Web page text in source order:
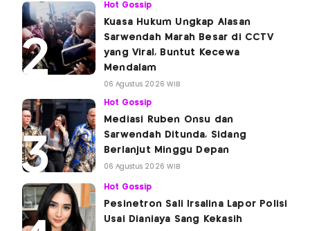
Hot Gossip
Kuasa Hukum Ungkap Alasan
Sarwendah Marah Besar di CCTV
yang Viral, Buntut Kecewa
Mendalam
06 Agustus 2026 WIB
Hot Gossip
Mediasi Ruben Onsu dan
Sarwendah Ditunda, Sidang
Berlanjut Minggu Depan
06 Agustus 2026 WIB
Hot Gossip
Pesinetron Sali Irsalina Lapor Polisi
Usai Dianiaya Sang Kekasih